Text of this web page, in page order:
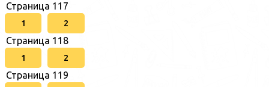
Страница 117
1 2
Страница 118
1 2
Страница 119